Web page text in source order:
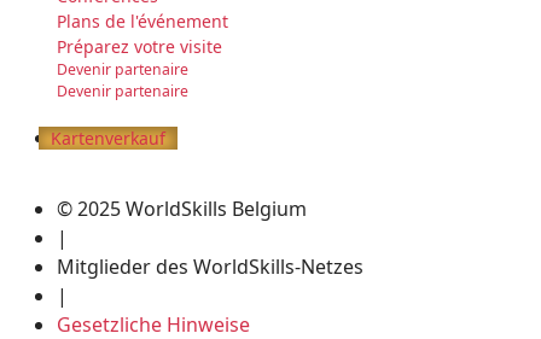
Plans de l'événement
Préparez votre visite
Devenir partenaire
Devenir partenaire
Kartenverkauf
© 2025 WorldSkills Belgium
|
Mitglieder des WorldSkills-Netzes
|
Gesetzliche Hinweise